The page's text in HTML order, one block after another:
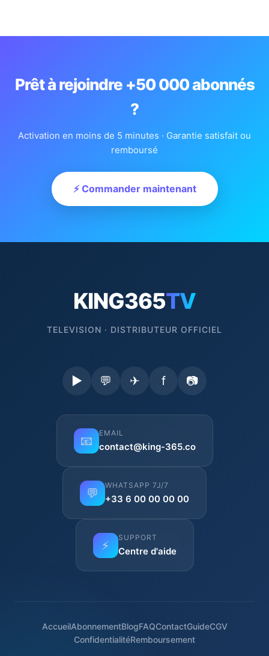
Prêt à rejoindre +50 000 abonnés
?
Activation en moins de 5 minutes · Garantie satisfait ou
remboursé
⚡ Commander maintenant
KING365TV
TELEVISION · DISTRIBUTEUR OFFICIEL
▶ 💬 ✈ f 📷
📧
EMAIL
contact@king-365.co
💬
WHATSAPP 7J/7
+33 6 00 00 00 00
⚡
SUPPORT
Centre d'aide
AccueilAbonnementBlogFAQContactGuideCGV
ConfidentialitéRemboursement